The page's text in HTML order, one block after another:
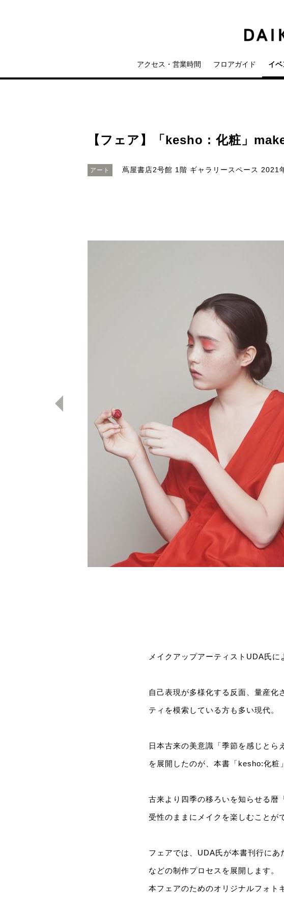
アクセス・営業時間 フロアガイド イベ
【フェア】「kesho : 化粧」
アート 蔦屋書店2号館 1階 ギャラリースペース 2021
メイクアップアーティストUDA氏
自己表現が多様化する反面、量産化
ティを模索している方も多い現代。
日本古来の美意識「季節を感じとら
を展開したのが、本書「kesho:化粧
古来より四季の移ろいを知らせる暦
受性のままにメイクを楽しむことが
フェアでは、UDA氏が本書刊行に
などの制作プロセスを展開します。
本フェアのためのオリジナルフォト